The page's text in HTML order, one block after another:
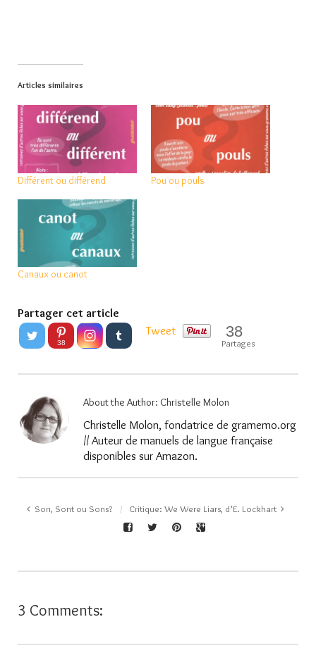
Articles similaires
Différent ou différend Pou ou pouls
Canaux ou canot
Partager cet article
38
Tweet 38
Partages
About the Author: Christelle Molon
Christelle Molon, fondatrice de gramemo.org
// Auteur de manuels de langue française
disponibles sur Amazon.
Son, Sont ou Sons? Critique: We Were Liars, d’E. Lockhart
3 Comments: